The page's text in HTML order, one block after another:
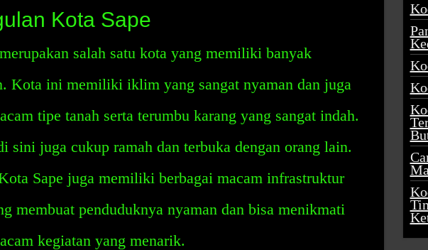
Kota Sape
salah satu kota yang memiliki banyak
Kota ini memiliki iklim yang sangat nyaman dan juga
tipe tanah serta terumbu karang yang sangat indah.
sini juga cukup ramah dan terbuka dengan orang lain.
Sape juga memiliki berbagai macam infrastruktur
membuat penduduknya nyaman dan bisa menikmati
kegiatan yang menarik.